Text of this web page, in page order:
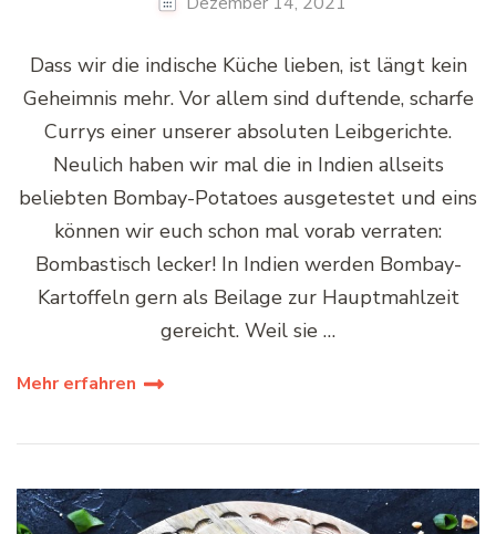
Dass wir die indische Küche lieben, ist längt kein
Geheimnis mehr. Vor allem sind duftende, scharfe
Currys einer unserer absoluten Leibgerichte.
Neulich haben wir mal die in Indien allseits
beliebten Bombay-Potatoes ausgetestet und eins
können wir euch schon mal vorab verraten:
Bombastisch lecker! In Indien werden Bombay-
Kartoffeln gern als Beilage zur Hauptmahlzeit
gereicht. Weil sie …
Mehr erfahren